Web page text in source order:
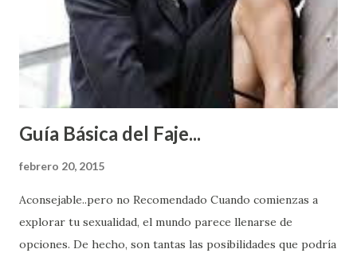
Guía Básica del Faje...
febrero 20, 2015
Aconsejable..pero no Recomendado Cuando comienzas a
explorar tu sexualidad, el mundo parece llenarse de
opciones. De hecho, son tantas las posibilidades que podría